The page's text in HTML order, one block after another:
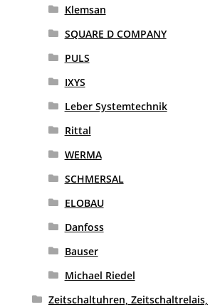
Klemsan
SQUARE D COMPANY
PULS
IXYS
Leber Systemtechnik
Rittal
WERMA
SCHMERSAL
ELOBAU
Danfoss
Bauser
Michael Riedel
Zeitschaltuhren, Zeitschaltrelais,